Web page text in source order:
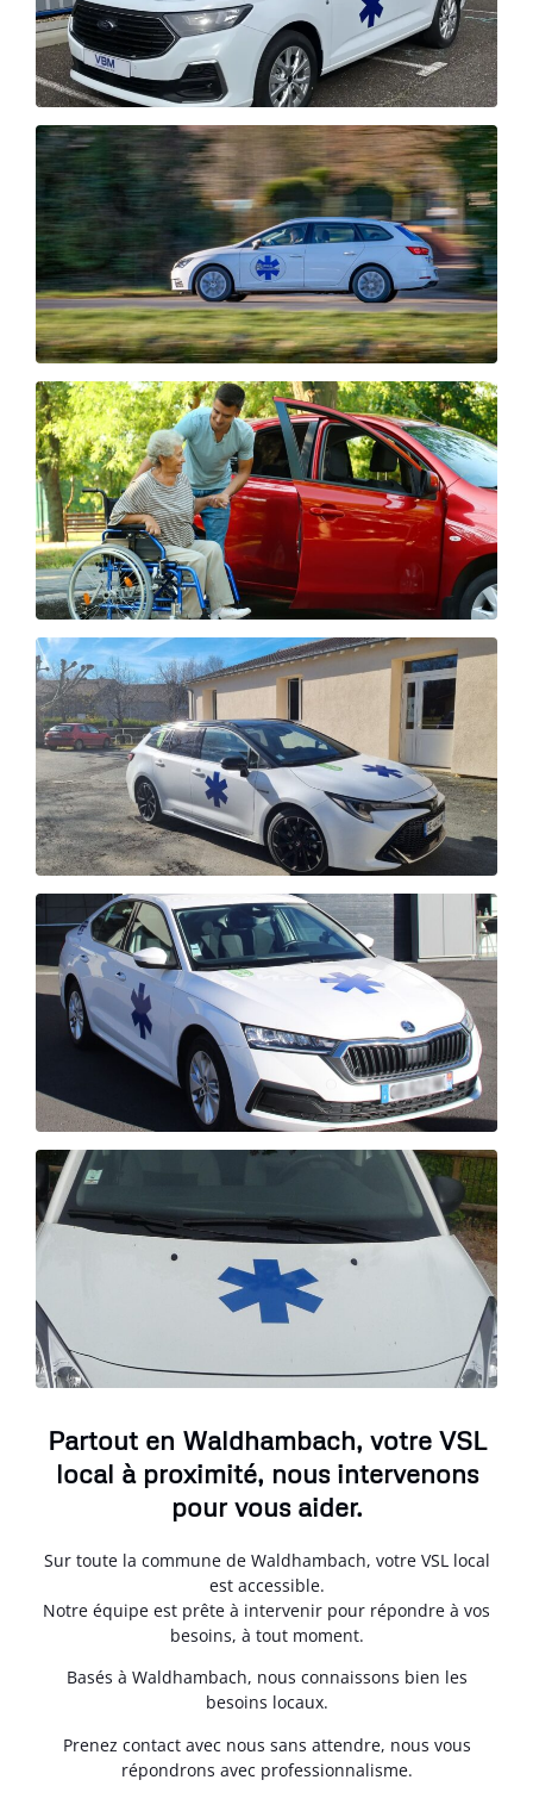
Partout en Waldhambach, votre VSL
local à proximité, nous intervenons
pour vous aider.
Sur toute la commune de Waldhambach, votre VSL local
est accessible.
Notre équipe est prête à intervenir pour répondre à vos
besoins, à tout moment.
Basés à Waldhambach, nous connaissons bien les
besoins locaux.
Prenez contact avec nous sans attendre, nous vous
répondrons avec professionnalisme.